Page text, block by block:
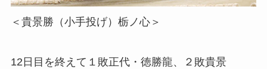
＜貴景勝（小手投げ）栃ノ心＞
12日目を終えて１敗正代・徳勝龍、２敗貴景